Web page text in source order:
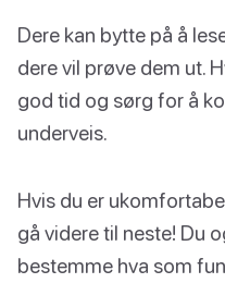
Dere kan bytte på å
dere vil prøve dem ut.
god tid og sørg for å
underveis.
Hvis du er
gå videre til neste! Du
bestemme hva som